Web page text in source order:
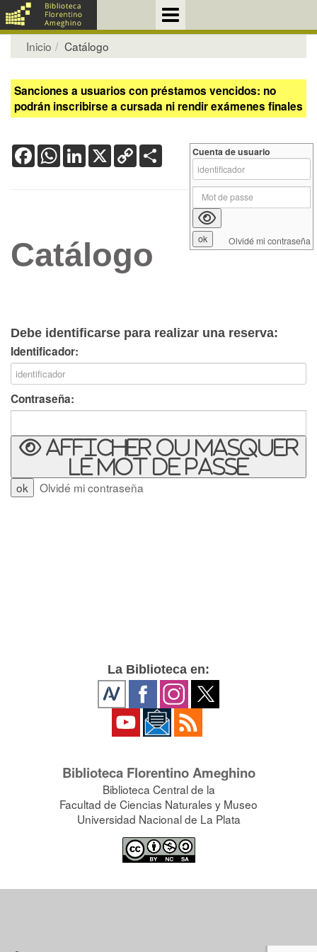
Inicio Catálogo
Sanciones a usuarios con préstamos vencidos: no
podrán inscribirse a cursada ni rendir exámenes finales
FacebookWhatsApp
LinkedIn
X Copy
Link
Catálogo
Debe identificarse para realizar una reserva:
Identificador:
Contraseña:
Afficher ou masquer
le mot de passe
Olvidé mi contraseña
Cuenta de usuario
Olvidé mi contraseña
La Biblioteca en:
Biblioteca Florentino Ameghino
Biblioteca Central de la
Facultad de Ciencias Naturales y Museo
Universidad Nacional de La Plata